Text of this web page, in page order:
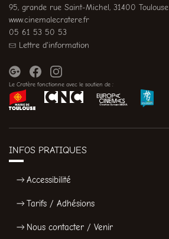
95, grande rue Saint-Michel, 31400 Toulouse
www.cinemalecratere.fr
05 61 53 50 53
Lettre d'information
Le Cratère fonctionne avec le soutien de :
INFOS PRATIQUES
Accessibilité
Tarifs / Adhésions
Nous contacter / Venir